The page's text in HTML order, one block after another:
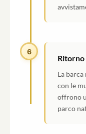
6
Ritorno
La
con le
offrono
parco